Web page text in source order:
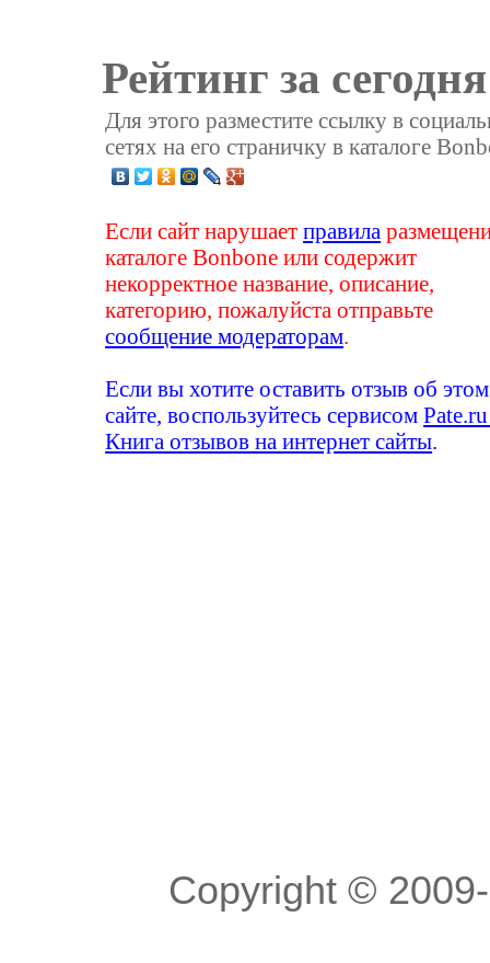
Рейтинг за
Для этого разместите ссылку в
сетях на его страничку в каталоге
Если сайт нарушаетправила
каталоге Bonbone или содержит
некорректное название, описание,
категорию, пожалуйста отправьте
сообщение модераторам
Если вы хотите оставить отзыв об этом
сайте, воспользуйтесь сервисом
Книга отзывов на интернет сайты
Copyright ©